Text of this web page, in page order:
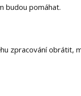
budou pomáhat.
zpracování obrátit,